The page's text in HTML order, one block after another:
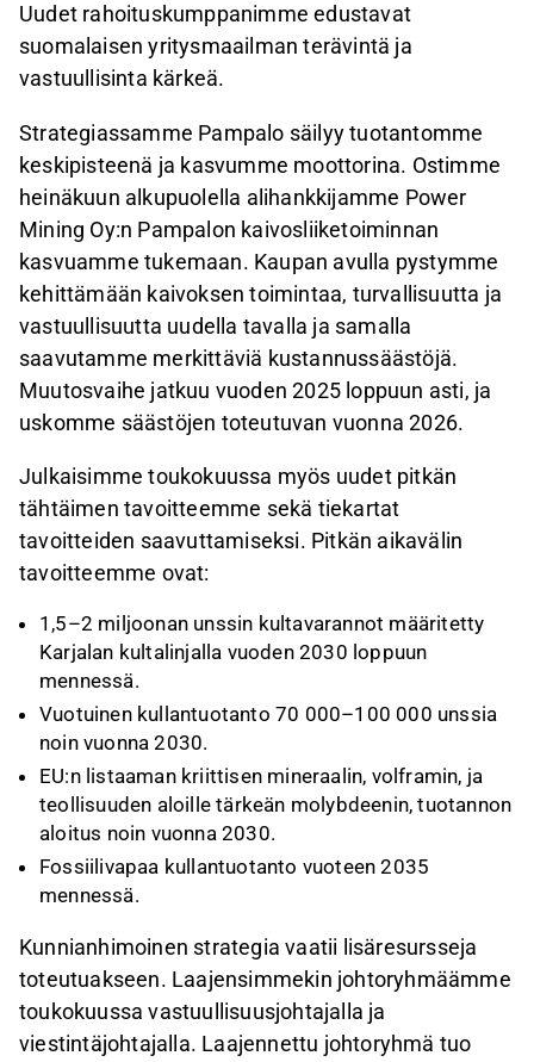
Uudet rahoituskumppanimme edustavat
suomalaisen yritysmaailman terävintä ja
vastuullisinta kärkeä.
Strategiassamme Pampalo säilyy tuotantomme
keskipisteenä ja kasvumme moottorina. Ostimme
heinäkuun alkupuolella alihankkijamme Power
Mining Oy:n Pampalon kaivosliiketoiminnan
kasvuamme tukemaan. Kaupan avulla pystymme
kehittämään kaivoksen toimintaa, turvallisuutta ja
vastuullisuutta uudella tavalla ja samalla
saavutamme merkittäviä kustannussäästöjä.
Muutosvaihe jatkuu vuoden 2025 loppuun asti, ja
uskomme säästöjen toteutuvan vuonna 2026.
Julkaisimme toukokuussa myös uudet pitkän
tähtäimen tavoitteemme sekä tiekartat
tavoitteiden saavuttamiseksi. Pitkän aikavälin
tavoitteemme ovat:
1,5–2 miljoonan unssin kultavarannot määritetty
Karjalan kultalinjalla vuoden 2030 loppuun
mennessä.
Vuotuinen kullantuotanto 70 000–100 000 unssia
noin vuonna 2030.
EU:n listaaman kriittisen mineraalin, volframin, ja
teollisuuden aloille tärkeän molybdeenin, tuotannon
aloitus noin vuonna 2030.
Fossiilivapaa kullantuotanto vuoteen 2035
mennessä.
Kunnianhimoinen strategia vaatii lisäresursseja
toteutuakseen. Laajensimmekin johtoryhmäämme
toukokuussa vastuullisuusjohtajalla ja
viestintäjohtajalla. Laajennettu johtoryhmä tuo